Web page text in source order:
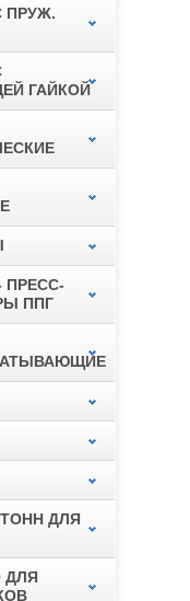
ПРУЖ.
ГАЙКОЙ
ППГ
ДЛЯ
ДЛЯ